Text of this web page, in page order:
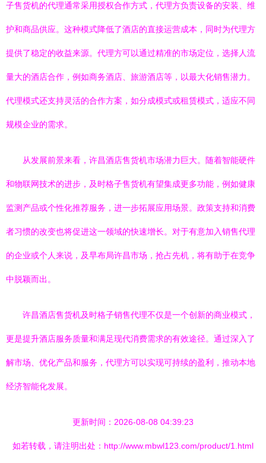
子售货机的代理通常采用授权合作方式，代理方负责设备的安装、维
护和商品供应。这种模式降低了酒店的直接运营成本，同时为代理方
提供了稳定的收益来源。代理方可以通过精准的市场定位，选择人流
量大的酒店合作，例如商务酒店、旅游酒店等，以最大化销售潜力。
代理模式还支持灵活的合作方案，如分成模式或租赁模式，适应不同
规模企业的需求。
从发展前景来看，许昌酒店售货机市场潜力巨大。随着智能硬件
和物联网技术的进步，及时格子售货机有望集成更多功能，例如健康
监测产品或个性化推荐服务，进一步拓展应用场景。政策支持和消费
者习惯的改变也将促进这一领域的快速增长。对于有意加入销售代理
的企业或个人来说，及早布局许昌市场，抢占先机，将有助于在竞争
中脱颖而出。
许昌酒店售货机及时格子销售代理不仅是一个创新的商业模式，
更是提升酒店服务质量和满足现代消费需求的有效途径。通过深入了
解市场、优化产品和服务，代理方可以实现可持续的盈利，推动本地
经济智能化发展。
更新时间：2026-08-08 04:39:23
如若转载，请注明出处：http://www.mbwl123.com/product/1.html